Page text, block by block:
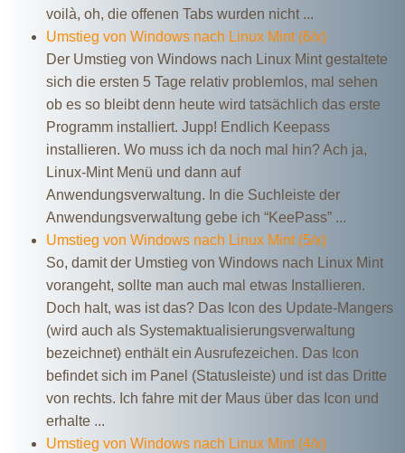
voilà, oh, die offenen Tabs wurden nicht ...
Umstieg von Windows nach Linux Mint (6/x)
Der Umstieg von Windows nach Linux Mint gestaltete
sich die ersten 5 Tage relativ problemlos, mal sehen
ob es so bleibt denn heute wird tatsächlich das erste
Programm installiert. Jupp! Endlich Keepass
installieren. Wo muss ich da noch mal hin? Ach ja,
Linux-Mint Menü und dann auf
Anwendungsverwaltung. In die Suchleiste der
Anwendungsverwaltung gebe ich “KeePass” ...
Umstieg von Windows nach Linux Mint (5/x)
So, damit der Umstieg von Windows nach Linux Mint
vorangeht, sollte man auch mal etwas Installieren.
Doch halt, was ist das? Das Icon des Update-Mangers
(wird auch als Systemaktualisierungsverwaltung
bezeichnet) enthält ein Ausrufezeichen. Das Icon
befindet sich im Panel (Statusleiste) und ist das Dritte
von rechts. Ich fahre mit der Maus über das Icon und
erhalte ...
Umstieg von Windows nach Linux Mint (4/x)